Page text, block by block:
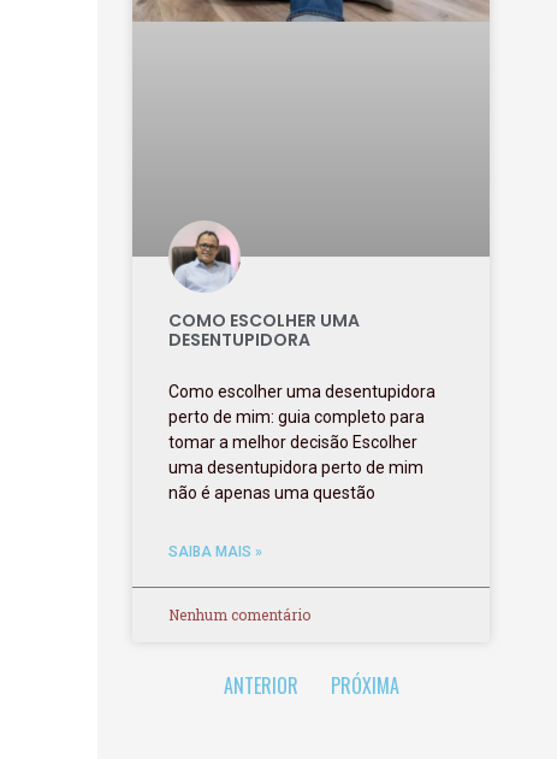
COMO ESCOLHER UMA
DESENTUPIDORA
Como escolher uma desentupidora
perto de mim: guia completo para
tomar a melhor decisão Escolher
uma desentupidora perto de mim
não é apenas uma questão
SAIBA MAIS »
Nenhum comentário
ANTERIOR PRÓXIMA